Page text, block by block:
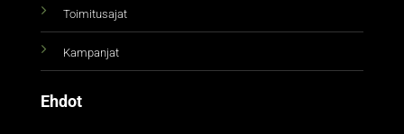
Toimitusajat
Kampanjat
Ehdot